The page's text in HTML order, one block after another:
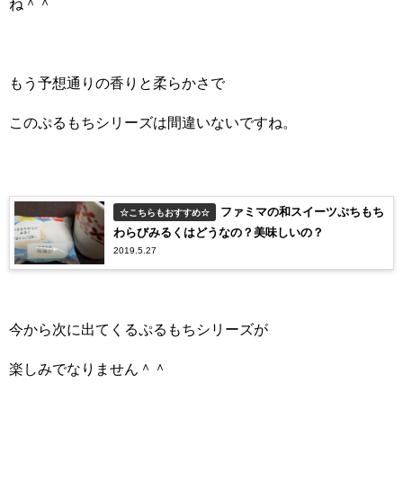
ね＾＾
もう予想通りの香りと柔らかさで
このぷるもちシリーズは間違いないですね。
☆こちらもおすすめ☆
ファミマの和スイーツぷちもち
わらびみるくはどうなの？美味しいの？
2019.5.27
今から次に出てくるぷるもちシリーズが
楽しみでなりません＾＾